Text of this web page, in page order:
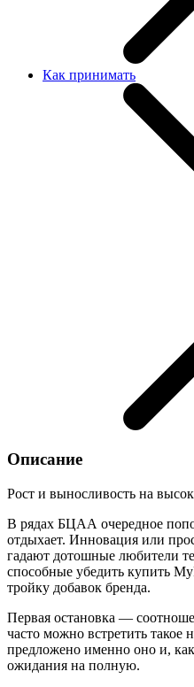
Как принимать
Описание
Рост и выносливость на
В рядах БЦАА очередное
отдыхает. Инновация или
гадают дотошные любители
способные убедить купить
тройку добавок бренда.
Первая остановка —
часто можно встретить такое
предложено именно оно и, как
ожидания на полную.